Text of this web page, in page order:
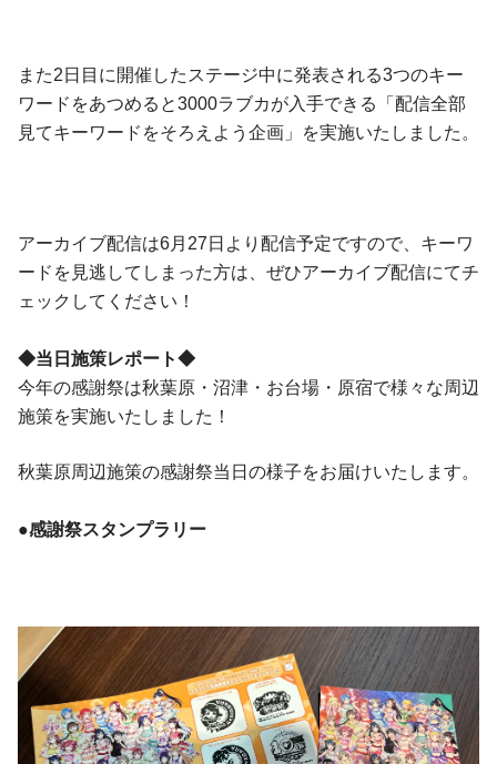
また2日目に開催したステージ中に発表される3つのキー
ワードをあつめると3000ラブカが入手できる「配信全部
見てキーワードをそろえよう企画」を実施いたしました。
アーカイブ配信は6月27日より配信予定ですので、キーワ
ードを見逃してしまった方は、ぜひアーカイブ配信にてチ
ェックしてください！
◆当日施策レポート◆
今年の感謝祭は秋葉原・沼津・お台場・原宿で様々な周辺
施策を実施いたしました！
秋葉原周辺施策の感謝祭当日の様子をお届けいたします。
●感謝祭スタンプラリー